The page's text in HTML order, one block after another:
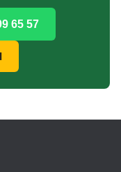
65 57